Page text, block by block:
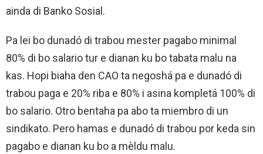
ainda di Banko Sosial.
Pa lei bo dunadó di trabou mester pagabo minimal
80% di bo salario tur e dianan ku bo tabata malu na
kas. Hopi biaha den CAO ta negoshá pa e dunadó di
trabou paga e 20% riba e 80% i asina kompletá 100% di
bo salario. Otro bentaha pa abo ta miembro di un
sindikato. Pero hamas e dunadó di trabou por keda sin
pagabo e dianan ku bo a mèldu malu.